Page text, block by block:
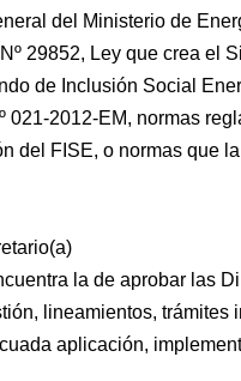
del Ministerio de
29852, Ley que crea el
de Inclusión Social
021-2012-EM, normas
del FISE, o normas que
la de aprobar las
lineamientos, trámites
aplicación,